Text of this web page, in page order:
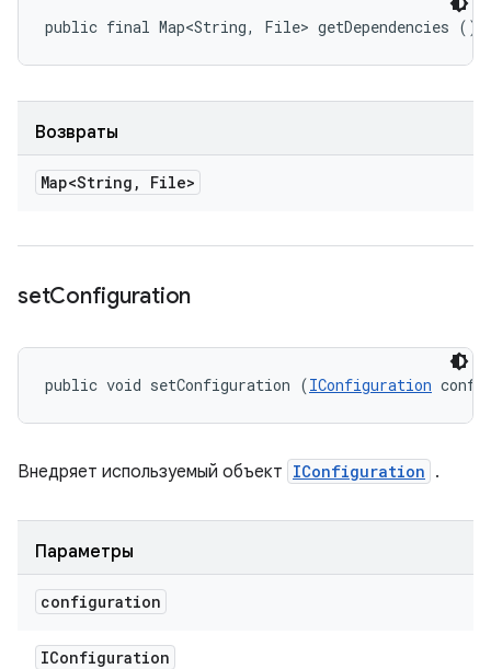
public final Map<String, File> getDependencies ()
Возвраты
Map<String , File>
setConfiguration
public void setConfiguration (IConfiguration
Внедряет используемый объект IConfiguration .
Параметры
configuration
IConfiguration